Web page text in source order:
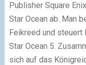
Publisher Square
Star Ocean ab. Man
Feikreed und steuert
Star Ocean 5.
sich auf das